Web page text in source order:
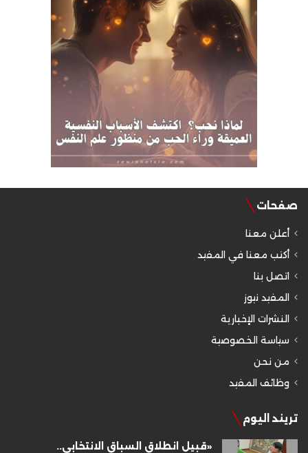
صفحات
أعلن معنا
أكتب معنا في المفيد
اتصل بنا
المفيد نيوز
النشرات الإخبارية
سياسة الخصوصية
من نحن
وظائف المفيد
تريند اليوم
«قبيل انطلاق السباق الانتخابي..